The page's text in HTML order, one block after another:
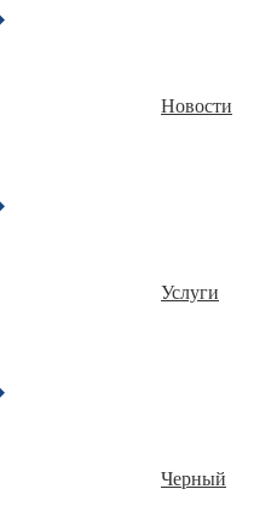
Новости
Услуги
Черный